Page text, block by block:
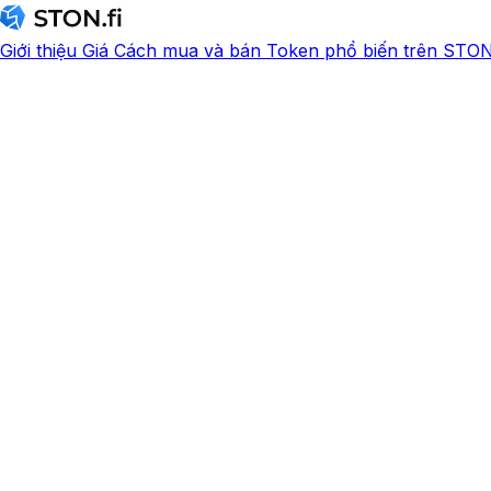
Giới thiệu Giá Cách mua và bán Token phổ biến trên